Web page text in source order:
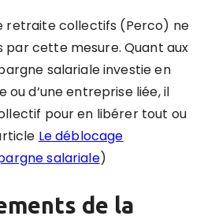
retraite collectifs (Perco) ne
par cette mesure. Quant aux
salariale investie en
ou d’une entreprise liée, il
pour en libérer tout ou
Le déblocage
salariale)
de la